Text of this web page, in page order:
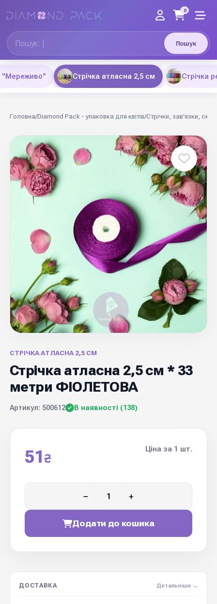
Пошук
0
"Мереживо" Стрічка атласна 2,5 см Стрічка
Головна/Diamond Pack - упаковка для квітів/Стрічки, зав'язки,
СТРІЧКА АТЛАСНА 2,5 СМ
Стрічка атласна 2,5 см * 33
метри ФІОЛЕТОВА
Артикул: 500612 В наявності (138)
51₴
Ціна за 1 шт.
− +
Додати до кошика
ДОСТАВКА Детальніше →